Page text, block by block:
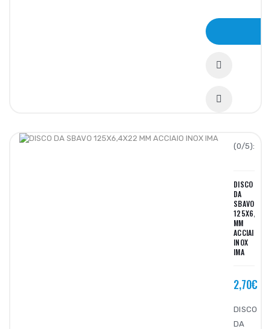
(0/5):
DISCO
DA
SBAVO
MM
ACCIAIO
INOX
IMA
2,70€
DISCO
DA